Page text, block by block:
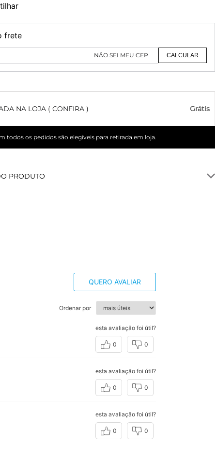
frete
NÃO SEI MEU CEP CALCULAR
NA LOJA ( CONFIRA ) Grátis
todos os pedidos são elegíveis para retirada em loja.
PRODUTO
QUERO AVALIAR
Ordenar por
esta avaliação foi útil?
0 0
esta avaliação foi útil?
0 0
esta avaliação foi útil?
0 0